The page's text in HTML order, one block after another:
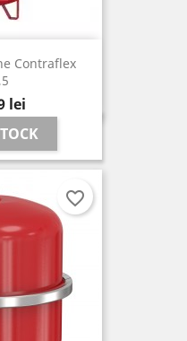
Contraflex
lei
favorite_border